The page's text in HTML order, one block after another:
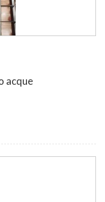
acque